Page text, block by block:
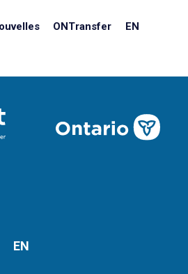
ONTransfer EN
EN